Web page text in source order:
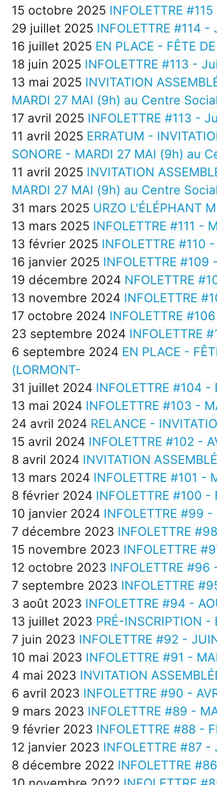
15 octobre 2025 INFOLETTRE
29 juillet 2025 INFOLETTRE #114
16 juillet 2025 EN PLACE - FÊTE
18 juin 2025 INFOLETTRE #113 -
13 mai 2025 INVITATION
MARDI 27 MAI (9h) au Centre
17 avril 2025 INFOLETTRE #113 -
11 avril 2025 ERRATUM -
SONORE - MARDI 27 MAI (9h) au
11 avril 2025 INVITATION
MARDI 27 MAI (9h) au Centre
31 mars 2025 URZO L'ÉLÉPHANT
13 mars 2025 INFOLETTRE #111 -
13 février 2025 INFOLETTRE #110
16 janvier 2025 INFOLETTRE
19 décembre 2024 NFOLETTRE
13 novembre 2024 INFOLETTRE
17 octobre 2024 INFOLETTRE
23 septembre 2024 INFOLETTRE
6 septembre 2024 EN PLACE -
(LORMONT-
31 juillet 2024 INFOLETTRE #104
13 mai 2024 INFOLETTRE #103 -
24 avril 2024 RELANCE -
15 avril 2024 INFOLETTRE #102 -
8 avril 2024 INVITATION
13 mars 2024 INFOLETTRE #101 -
8 février 2024 INFOLETTRE #100 -
10 janvier 2024 INFOLETTRE #99
7 décembre 2023 INFOLETTRE
15 novembre 2023 INFOLETTRE
12 octobre 2023 INFOLETTRE #96
7 septembre 2023 INFOLETTRE
3 août 2023 INFOLETTRE #94 -
13 juillet 2023 PRÉ-INSCRIPTION -
7 juin 2023 INFOLETTRE #92 -
10 mai 2023 INFOLETTRE #91 -
4 mai 2023 INVITATION
6 avril 2023 INFOLETTRE #90 -
9 mars 2023 INFOLETTRE #89 -
9 février 2023 INFOLETTRE #88 -
12 janvier 2023 INFOLETTRE #87 -
8 décembre 2022 INFOLETTRE